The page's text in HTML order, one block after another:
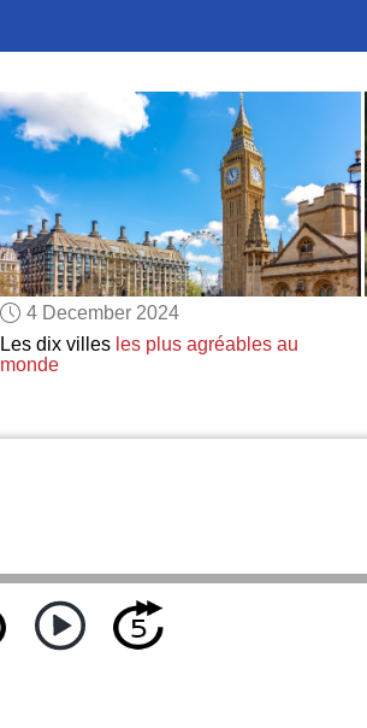
4 December 2024
Les dix villes les plus agréables au
monde